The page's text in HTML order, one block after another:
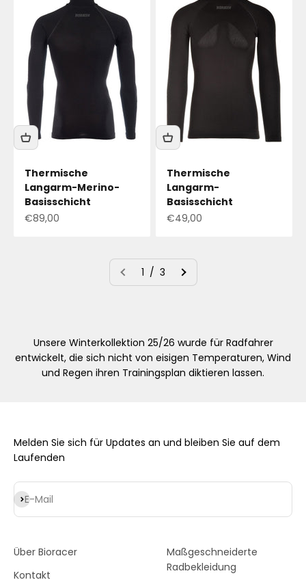
Thermische
Langarm-Merino-
Basisschicht
Angebotspreis
€89,00
Thermische
Langarm-
Basisschicht
Angebotspreis
€49,00
1 / 3
Unsere Winterkollektion 25/26 wurde für Radfahrer
entwickelt, die sich nicht von eisigen Temperaturen, Wind
und Regen ihren Trainingsplan diktieren lassen.
Melden Sie sich für Updates an und bleiben Sie auf dem
Laufenden
E-Mail
Abonnieren
Über Bioracer
Kontakt
Maßgeschneiderte
Radbekleidung